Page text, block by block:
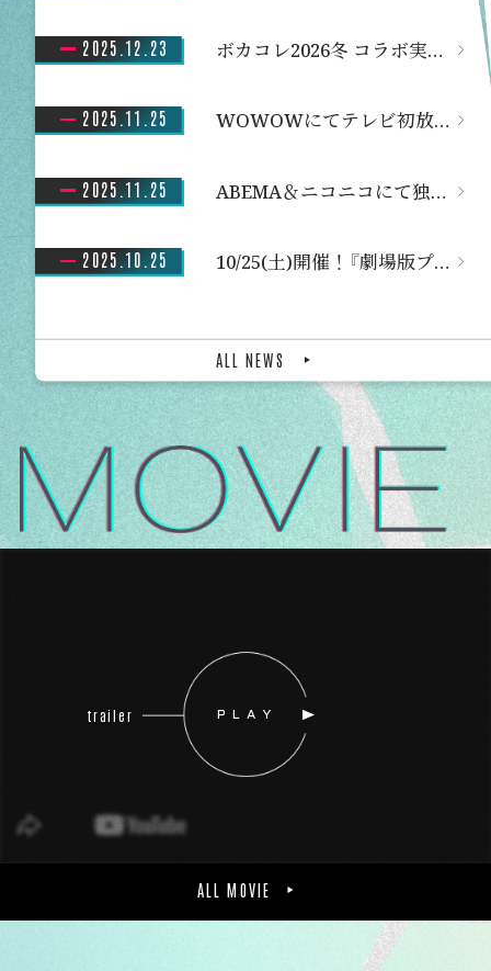
2025.12.23 ボカコレ2026冬 コラボ実施決定！
2025.11.25 WOWOWにてテレビ初放送決定！
2025.11.25 ABEMA＆ニコニコにて独占配信決定！
2025.10.25 10/25(土)開催！『劇場版プロジェクトセカイ 壊れたセカイと歌えないミク』舞台挨拶レポート
ALL NEWS
trailer PLAY
ALL MOVIE